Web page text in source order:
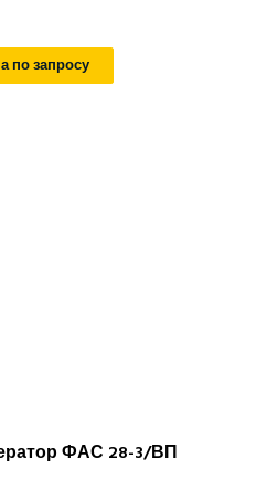
по запросу
ФАС 28-3/ВП